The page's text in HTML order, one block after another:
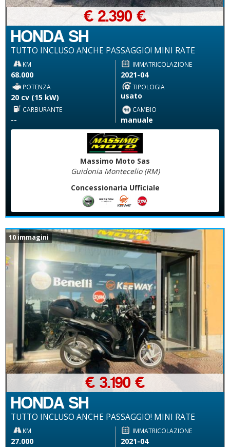
HONDA SH
TUTTO INCLUSO ANCHE PASSAGGIO! MINI RATE
€ 2.390 €
KM
68.000
IMMATRICOLAZIONE
2021-04
POTENZA
20 cv (15 kW)
TIPOLOGIA
usato
CARBURANTE
--
CAMBIO
manuale
Massimo Moto Sas
Guidonia Montecelio (RM)
Concessionaria Ufficiale
10 immagini
HONDA SH
TUTTO INCLUSO ANCHE PASSAGGIO! MINI RATE
€ 3.190 €
KM
27.000
IMMATRICOLAZIONE
2021-04